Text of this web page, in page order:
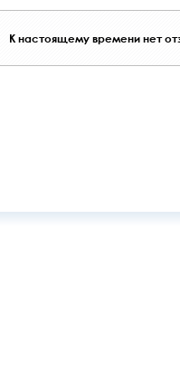
К настоящему времени нет